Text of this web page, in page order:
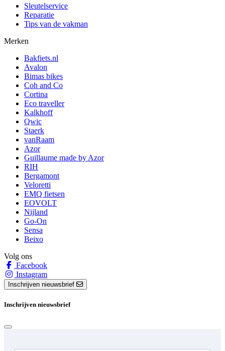
Sleutelservice
Reparatie
Tips van de vakman
Merken
Bakfiets.nl
Avalon
Bimas bikes
Coh and Co
Cortina
Eco traveller
Kalkhoff
Qwic
Staerk
vanRaam
Azor
Guillaume made by Azor
RIH
Bergamont
Veloretti
EMQ fietsen
EOVOLT
Nijland
Go-On
Sensa
Beixo
Volg ons
Facebook
Instagram
Inschrijven nieuwsbrief
Inschrijven nieuwsbrief